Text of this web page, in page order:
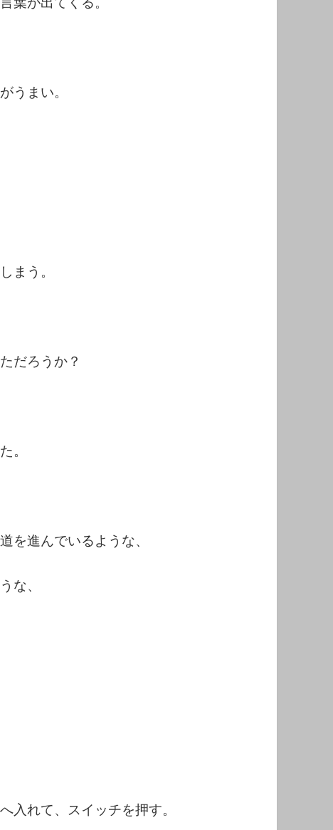
うまい。
まう。
だろうか？
。
を進んでいるような、
な、
入れて、スイッチを押す。